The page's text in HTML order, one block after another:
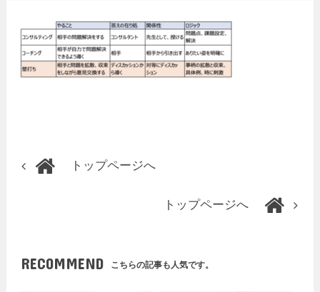
トップページへ
トップページへ
RECOMMEND こちらの記事も人気です。